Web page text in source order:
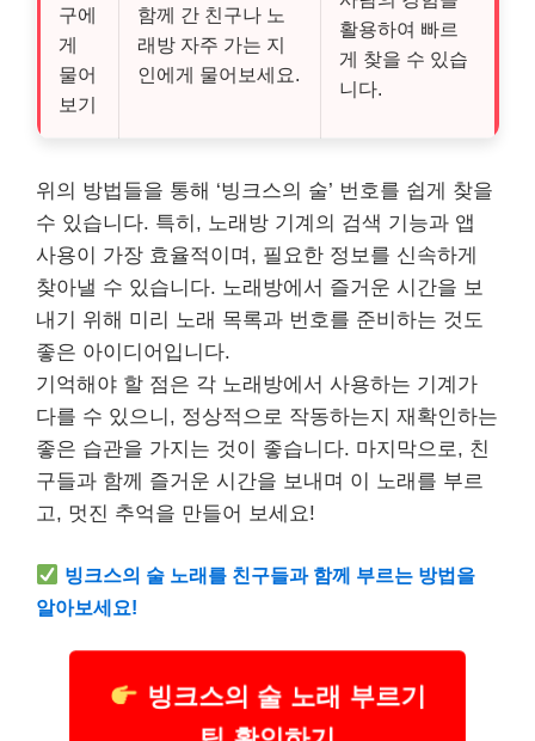
구에
게
물어
보기
함께 간 친구나 노
래방 자주 가는 지
인에게 물어보세요.
활용하여 빠르
게 찾을 수 있습
니다.
위의 방법들을 통해 ‘빙크스의 술’ 번호를 쉽게 찾을
수 있습니다. 특히, 노래방 기계의 검색 기능과 앱
사용이 가장 효율적이며, 필요한 정보를 신속하게
찾아낼 수 있습니다. 노래방에서 즐거운 시간을 보
내기 위해 미리 노래 목록과 번호를 준비하는 것도
좋은 아이디어입니다.
기억해야 할 점은 각 노래방에서 사용하는 기계가
다를 수 있으니, 정상적으로 작동하는지 재확인하는
좋은 습관을 가지는 것이 좋습니다. 마지막으로, 친
구들과 함께 즐거운 시간을 보내며 이 노래를 부르
고, 멋진 추억을 만들어 보세요!
빙크스의 술 노래를 친구들과 함께 부르는 방법을
알아보세요!
빙크스의 술 노래 부르기